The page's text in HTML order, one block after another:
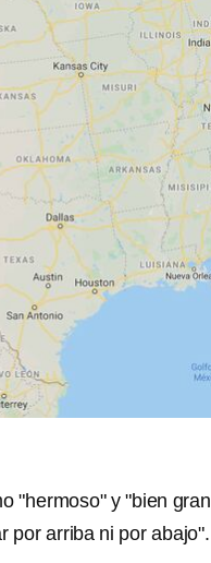
"hermoso" y "bien
por arriba ni por abajo".